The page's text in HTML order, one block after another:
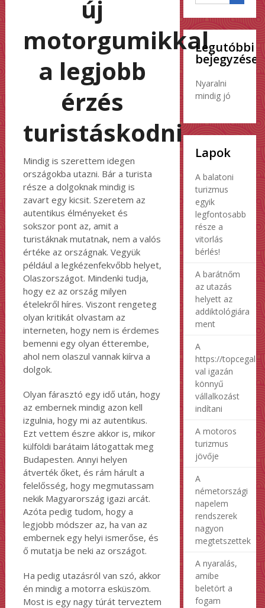
új
motorgumikkal
a legjobb
érzés
turistáskodni
Mindig is szerettem idegen
országokba utazni. Bár a turista
része a dolgoknak mindig is
zavart egy kicsit. Szeretem az
autentikus élményeket és
sokszor pont az, amit a
turistáknak mutatnak, nem a valós
értéke az országnak. Vegyük
például a legkézenfekvőbb helyet,
Olaszországot. Mindenki tudja,
hogy ez az ország milyen
ételekről híres. Viszont rengeteg
olyan kritikát olvastam az
interneten, hogy nem is érdemes
bemenni egy olyan étterembe,
ahol nem olaszul vannak kiírva a
dolgok.
Olyan fárasztó egy idő után, hogy
az embernek mindig azon kell
izgulnia, hogy mi az autentikus.
Ezt vettem észre akkor is, mikor
külföldi barátaim látogattak meg
Budapesten. Annyi helyen
átverték őket, és rám hárult a
felelősség, hogy megmutassam
nekik Magyarország igazi arcát.
Azóta pedig tudom, hogy a
legjobb módszer az, ha van az
embernek egy helyi ismerőse, és
ő mutatja be neki az országot.
Ha pedig utazásról van szó, akkor
én mindig a motorra esküszöm.
Most is egy nagy túrát terveztem
Legutóbbi
bejegyzések
Nyaralni
mindig jó
Lapok
A balatoni
turizmus
egyik
legfontosabb
része a
vitorlás
bérlés!
A barátnőm
az utazás
helyett az
addiktológiára
ment
A
https://
val igazán
könnyű
vállalkozást
indítani
A motoros
turizmus
jövője
A
németországi
napelem
rendszerek
nagyon
megtetszettek
A nyaralás,
amibe
beletört a
fogam